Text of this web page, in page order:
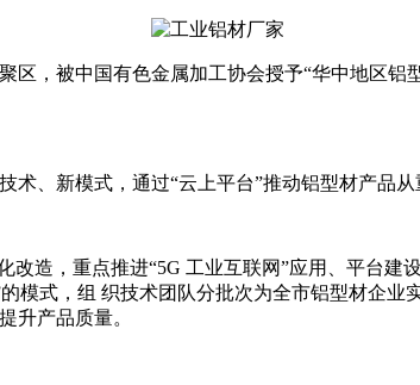
，被中国有色金属加工协会授予“华中地区铝
、新模式，通过“云上平台”推动铝型材产品
造，重点推进“5G 工业互联网”应用、平台建
模式，组 织技术团队分批次为全市铝型材企
升产品质量。